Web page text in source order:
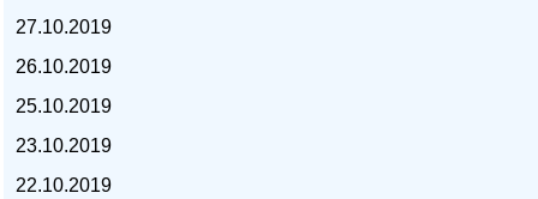
27.10.2019
26.10.2019
25.10.2019
23.10.2019
22.10.2019